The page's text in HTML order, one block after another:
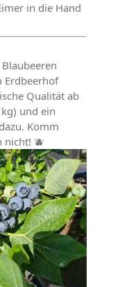
in die Hand
Erdbeerhof
Qualität ab
und ein
Komm
nicht! 🫐